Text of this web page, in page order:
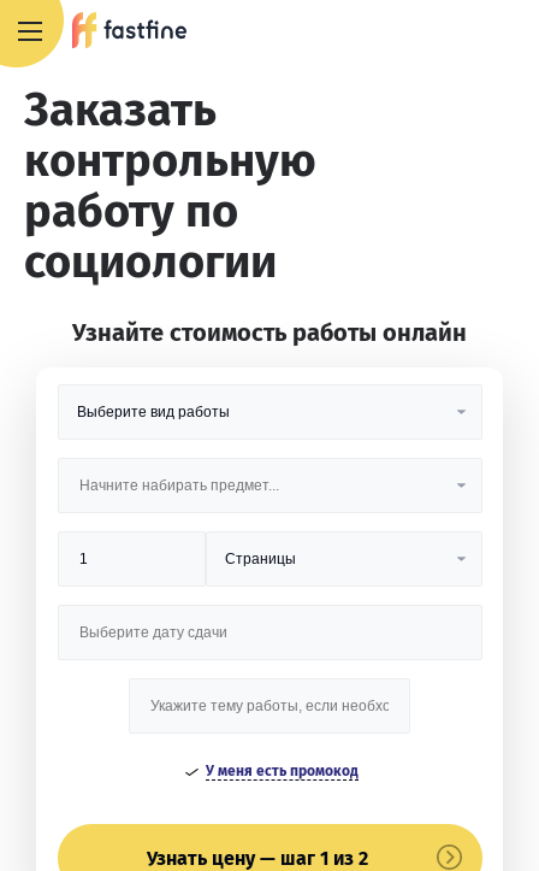
Заказать
контрольную
работу по
социологии
Узнайте стоимость работы онлайн
У меня есть промокод
Узнать цену — шаг 1 из 2